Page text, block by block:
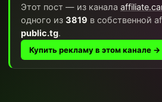
Этот пост — из канала
одного из 3819 в собственной
public.tg.
Купить рекламу в этом канале →